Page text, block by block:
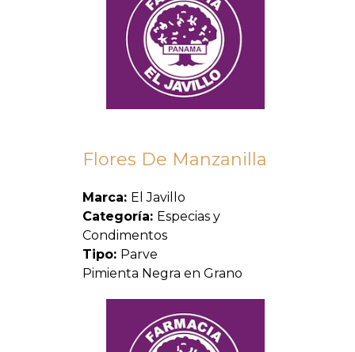
Flores De Manzanilla
Marca: El Javillo
Categoría: Especias y
Condimentos
Tipo: Parve
Pimienta Negra en Grano